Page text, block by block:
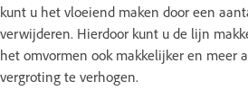
kunt u het vloeiend maken door een
verwijderen. Hierdoor kunt u de lijn
het omvormen ook makkelijker en meer
vergroting te verhogen.